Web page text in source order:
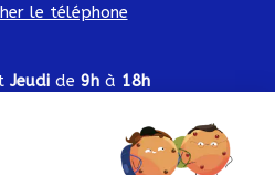
le téléphone
Jeudide 9hà 18h